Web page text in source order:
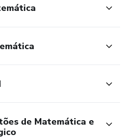
de Matemática e